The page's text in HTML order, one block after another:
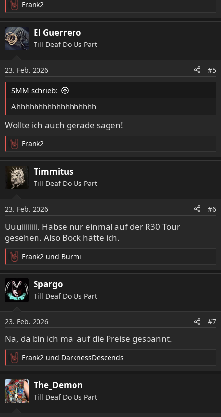
R
e
a
k
t
n
e
n
Frank2
El Guerrero
Till Deaf Do Us Part
23. Feb. 2026 #5
SMM schrieb:
Ahhhhhhhhhhhhhhhhhh
Wollte ich auch gerade sagen!
R
e
a
k
n
e
n
:
Frank2
Timmitus
Till Deaf Do Us Part
23. Feb. 2026 #6
Uuuiiiiiiii. Habse nur einmal auf der R30 Tour
gesehen. Also Bock hätte ich.
R
e
a
k
t
n
e
n
Frank2 und Burmi
Spargo
Till Deaf Do Us Part
23. Feb. 2026 #7
Na, da bin ich mal auf die Preise gespannt.
R
e
a
k
t
Frank2 und DarknessDescends
The_Demon
Till Deaf Do Us Part